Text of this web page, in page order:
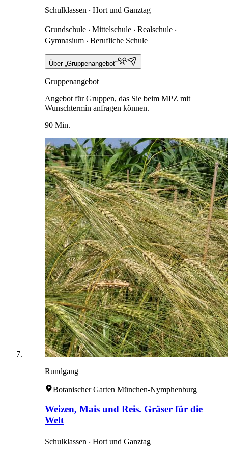
Schulklassen ‧ Hort und Ganztag
Grundschule ‧ Mittelschule ‧ Realschule ‧
Gymnasium ‧ Berufliche Schule
Über „Gruppenangebot“
Gruppenangebot
Angebot für Gruppen, das Sie beim MPZ mit
Wunschtermin anfragen können.
90 Min.
Rundgang
Botanischer Garten München-Nymphenburg
Weizen, Mais und Reis. Gräser für die
Welt
Schulklassen ‧ Hort und Ganztag